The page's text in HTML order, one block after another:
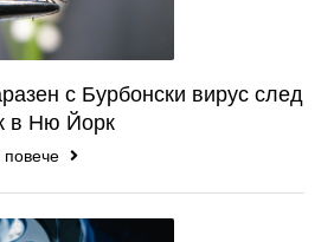
с Бурбонски вирус след
в Ню Йорк
повече